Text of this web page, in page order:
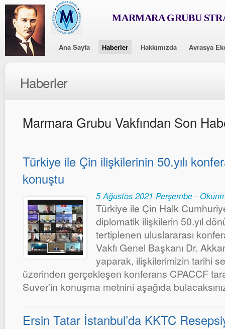
MARMARA GRUBU
Ana Sayfa Haberler Hakkımızda Avrasya
Haberler
Marmara Grubu Vakfından Son
Türkiye ile Çin ilişkilerinin 50.yılı
konuştu
5 Ağustos 2021 Perşembe -
Türkiye ile Çin Halk
diplomatik ilişkilerin 50.yıl
tertiplenen uluslararası
Vakfı Genel Başkanı Dr.
yaparak, ilişkilerimizin tarihi
üzerinden gerçekleşen konferans CPACCF
Suver'in konuşma metnini aşağıda
Ersin Tatar İstanbul’da KKTC